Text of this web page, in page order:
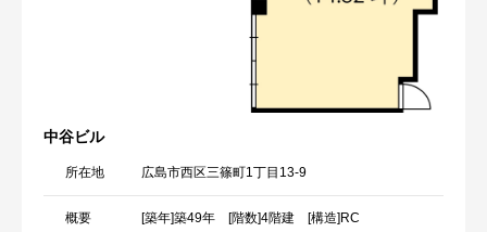
中谷ビル
所在地 広島市西区三篠町1丁目13-9
概要 [築年]築49年 [階数]4階建 [構造]RC